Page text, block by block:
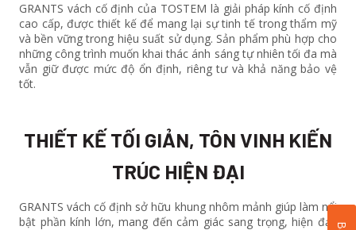
GRANTS vách cố định của TOSTEM là giải pháp kính cố định
cao cấp, được thiết kế để mang lại sự tinh tế trong thẩm mỹ
và bền vững trong hiệu suất sử dụng. Sản phẩm phù hợp cho
những công trình muốn khai thác ánh sáng tự nhiên tối đa mà
vẫn giữ được mức độ ổn định, riêng tư và khả năng bảo vệ
tốt.
THIẾT KẾ TỐI GIẢN, TÔN VINH KIẾN
TRÚC HIỆN ĐẠI
GRANTS vách cố định sở hữu khung nhôm mảnh giúp làm nổi
bật phần kính lớn, mang đến cảm giác sang trọng, hiện đại,